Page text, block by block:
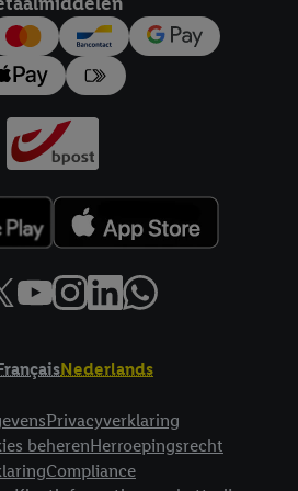
Nederlands
Privacyverklaring
beherenHerroepingsrecht
Compliance
.Je vindt het